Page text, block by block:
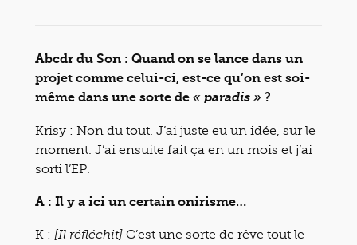
Abcdr du Son : Quand on se lance dans un
projet comme celui-ci, est-ce qu’on est soi-
même dans une sorte de « paradis » ?
Krisy : Non du tout. J’ai juste eu un idée, sur le
moment. J’ai ensuite fait ça en un mois et j’ai
sorti l’EP.
A : Il y a ici un certain onirisme…
K : [Il réfléchit] C’est une sorte de rêve tout le